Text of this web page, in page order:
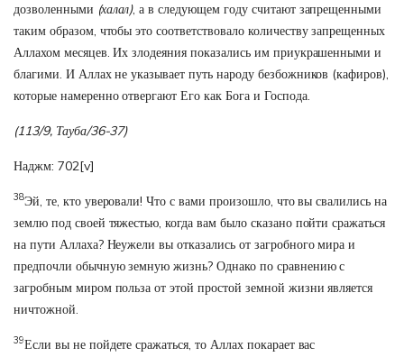
дозволенными (халал), а в следующем году считают запрещенными
таким образом, чтобы это соответствовало количеству запрещенных
Аллахом месяцев. Их злодеяния показались им приукрашенными и
благими. И Аллах не указывает путь народу безбожников (кафиров),
которые намеренно отвергают Его как Бога и Господа.
(113/9, Тауба/36-37)
Наджм: 702[v]
38Эй, те, кто уверовали! Что с вами произошло, что вы свалились на
землю под своей тяжестью, когда вам было сказано пойти сражаться
на пути Аллаха? Неужели вы отказались от загробного мира и
предпочли обычную земную жизнь? Однако по сравнению с
загробным миром польза от этой простой земной жизни является
ничтожной.
39Если вы не пойдете сражаться, то Аллах покарает вас